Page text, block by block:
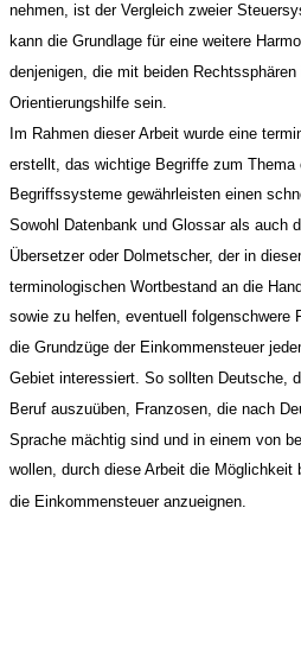
nehmen, ist der Vergleich zweier
kann die Grundlage für eine weitere
denjenigen, die mit beiden
Orientierungshilfe sein.
Im Rahmen dieser Arbeit wurde eine
erstellt, das wichtige Begriffe zum
Begriffssysteme gewährleisten einen
Sowohl Datenbank und Glossar als auch
Übersetzer oder Dolmetscher, der in
terminologischen Wortbestand an die
sowie zu helfen, eventuell folgenschwere
die Grundzüge der Einkommensteuer
Gebiet interessiert. So sollten Deutsche,
Beruf auszuüben, Franzosen, die nach
Sprache mächtig sind und in einem von
wollen, durch diese Arbeit die
die Einkommensteuer anzueignen.